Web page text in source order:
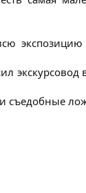
экскурсовод
съедобные